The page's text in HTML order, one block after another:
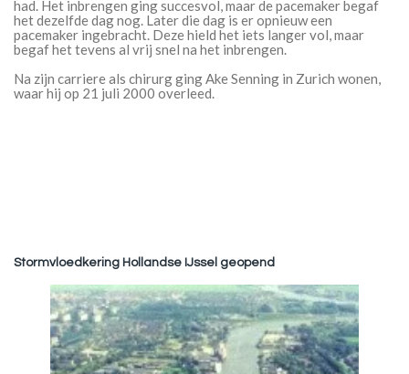
had. Het inbrengen ging succesvol, maar de pacemaker begaf
het dezelfde dag nog. Later die dag is er opnieuw een
pacemaker ingebracht. Deze hield het iets langer vol, maar
begaf het tevens al vrij snel na het inbrengen.
Na zijn carriere als chirurg ging Ake Senning in Zurich wonen,
waar hij op 21 juli 2000 overleed.
Stormvloedkering Hollandse IJssel geopend